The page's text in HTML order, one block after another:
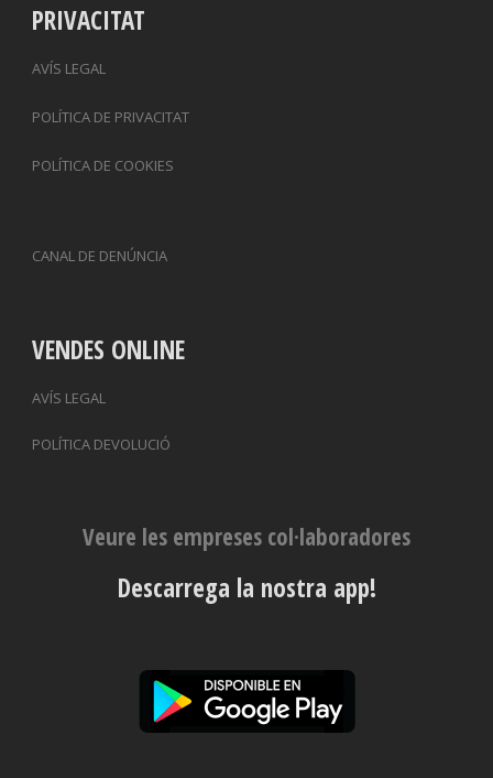
PRIVACITAT
AVÍS LEGAL
POLÍTICA DE PRIVACITAT
POLÍTICA DE COOKIES
CANAL DE DENÚNCIA
VENDES ONLINE
AVÍS LEGAL
POLÍTICA DEVOLUCIÓ
Veure les empreses col·laboradores
Descarrega la nostra app!